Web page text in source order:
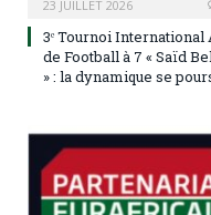
23 JUILLET 2026
3ᵉ Tournoi International
de Football à 7 « Saïd
» : la dynamique se